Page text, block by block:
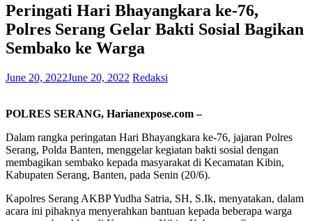
Peringati Hari Bhayangkara ke-76,
Polres Serang Gelar Bakti Sosial Bagikan
Sembako ke Warga
June 20, 2022June 20, 2022 Redaksi
POLRES SERANG, Harianexpose.com –
Dalam rangka peringatan Hari Bhayangkara ke-76, jajaran Polres
Serang, Polda Banten, menggelar kegiatan bakti sosial dengan
membagikan sembako kepada masyarakat di Kecamatan Kibin,
Kabupaten Serang, Banten, pada Senin (20/6).
Kapolres Serang AKBP Yudha Satria, SH, S.Ik, menyatakan, dalam
acara ini pihaknya menyerahkan bantuan kepada beberapa warga